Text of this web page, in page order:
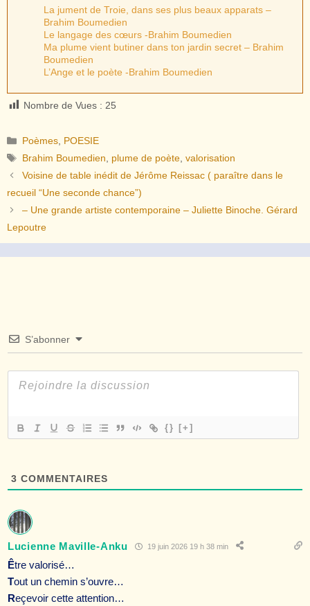
La jument de Troie, dans ses plus beaux apparats –
Brahim Boumedien
Le langage des cœurs -Brahim Boumedien
Ma plume vient butiner dans ton jardin secret – Brahim
Boumedien
L’Ange et le poète -Brahim Boumedien
Nombre de Vues : 25
Catégories
Poèmes, POESIE
Étiquettes
Brahim Boumedien, plume de poète,valorisation
Voisine de table inédit de Jérôme Reissac ( paraître dans le
recueil “Une seconde chance”)
– Une grande artiste contemporaine – Juliette Binoche. Gérard
Lepoutre
S’abonner
{} [+]
3 COMMENTAIRES
Lucienne Maville-Anku 19 juin 2026 19 h 38 min
Être valorisé…
Tout un chemin s’ouvre…
Reçevoir cette attention…